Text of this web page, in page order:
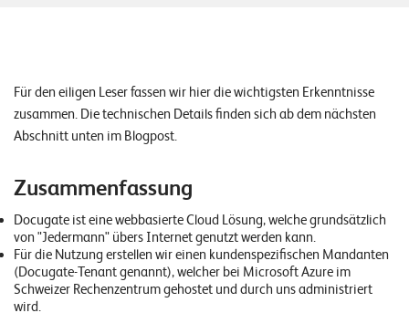
e
f
n
z
e
Für den eiligen Leser fassen wir hier die wichtigsten Erkenntnisse
zusammen. Die technischen Details finden sich ab dem nächsten
Abschnitt unten im Blogpost.
Zusammenfassung
Docugate ist eine webbasierte Cloud Lösung, welche grundsätzlich
von "Jedermann" übers Internet genutzt werden kann.
Für die Nutzung erstellen wir einen kundenspezifischen Mandanten
(Docugate-Tenant genannt), welcher bei Microsoft Azure im
Schweizer Rechenzentrum gehostet und durch uns administriert
wird.